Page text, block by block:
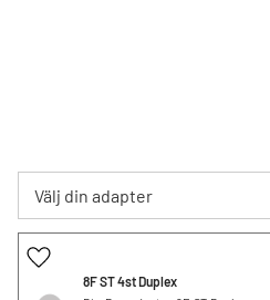
8F ST 4st Duplex
Lägg till i favoriter